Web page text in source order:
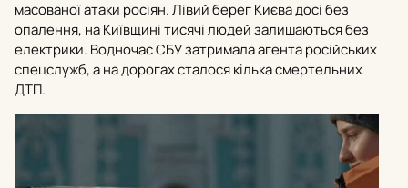
масованої атаки росіян. Лівий берег Києва досі без
опалення, на Київщині тисячі людей залишаються без
електрики. Водночас СБУ затримала агента російських
спецслужб, а на дорогах сталося кілька смертельних
ДТП.